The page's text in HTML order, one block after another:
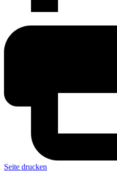
Seite drucken